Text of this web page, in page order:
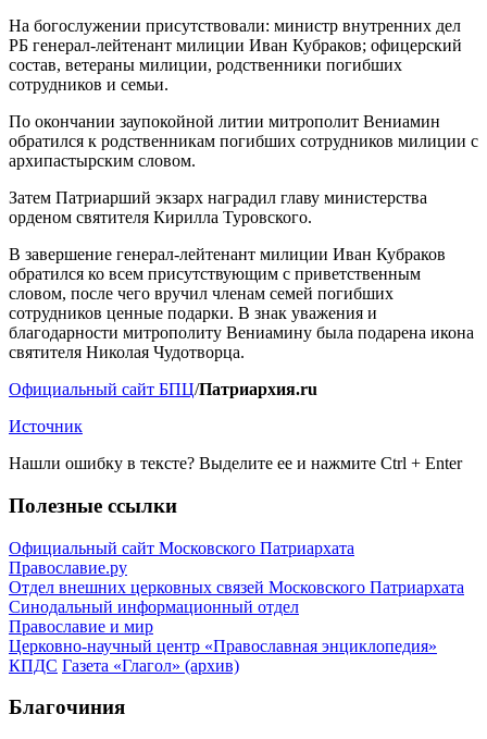
На богослужении присутствовали: министр внутренних дел
РБ генерал-лейтенант милиции Иван Кубраков; офицерский
состав, ветераны милиции, родственники погибших
сотрудников и семьи.
По окончании заупокойной литии митрополит Вениамин
обратился к родственникам погибших сотрудников милиции с
архипастырским словом.
Затем Патриарший экзарх наградил главу министерства
орденом святителя Кирилла Туровского.
В завершение генерал-лейтенант милиции Иван Кубраков
обратился ко всем присутствующим с приветственным
словом, после чего вручил членам семей погибших
сотрудников ценные подарки. В знак уважения и
благодарности митрополиту Вениамину была подарена икона
святителя Николая Чудотворца.
Официальный сайт БПЦ/Патриархия.ru
Источник
Нашли ошибку в тексте? Выделите ее и нажмите Ctrl + Enter
Полезные ссылки
Официальный сайт Московского Патриархата
Православие.ру
Отдел внешних церковных связей Московского Патриархата
Синодальный информационный отдел
Православие и мир
Церковно-научный центр «Православная энциклопедия»
КПДС Газета «Глагол» (архив)
Благочиния